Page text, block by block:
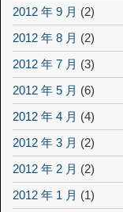
2012 年 9 月 (2)
2012 年 8 月 (2)
2012 年 7 月 (3)
2012 年 5 月 (6)
2012 年 4 月 (4)
2012 年 3 月 (2)
2012 年 2 月 (2)
2012 年 1 月 (1)